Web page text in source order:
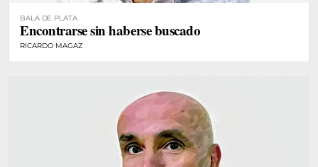
BALA DE PLATA
Encontrarse sin haberse buscado
RICARDO MAGAZ